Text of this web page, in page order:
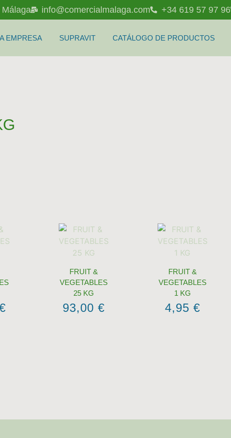
info@comercialmalaga.com +34 619 57 97 96
EMPRESA SUPRAVIT CATÁLOGO DE PRODUCTOS
FRUIT &
VEGETABLES
25 KG
93,00 €
FRUIT &
VEGETABLES
1 KG
4,95 €